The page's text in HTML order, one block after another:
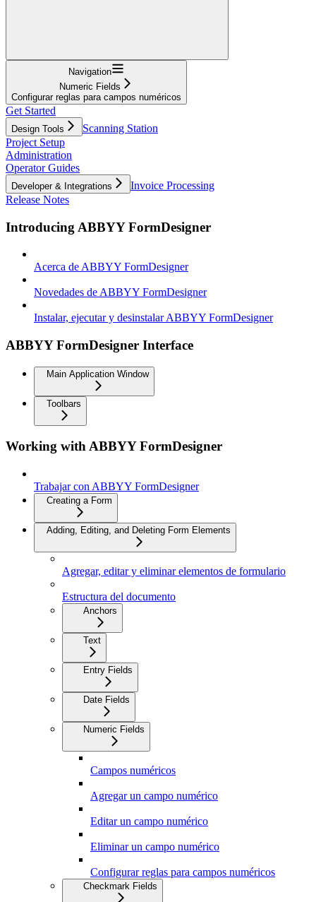
Navigation
Numeric Fields
Configurar reglas para campos numéricos
Get Started
Design Tools
Scanning Station
Project Setup
Administration
Operator Guides
Developer & Integrations
Invoice Processing
Release Notes
Introducing ABBYY FormDesigner
Acerca de ABBYY FormDesigner
Novedades de ABBYY FormDesigner
Instalar, ejecutar y desinstalar ABBYY FormDesigner
ABBYY FormDesigner Interface
Main Application Window
Toolbars
Working with ABBYY FormDesigner
Trabajar con ABBYY FormDesigner
Creating a Form
Adding, Editing, and Deleting Form Elements
Agregar, editar y eliminar elementos de formulario
Estructura del documento
Anchors
Text
Entry Fields
Date Fields
Numeric Fields
Campos numéricos
Agregar un campo numérico
Editar un campo numérico
Eliminar un campo numérico
Configurar reglas para campos numéricos
Checkmark Fields